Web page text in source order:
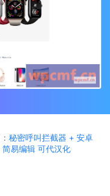
秘密呼叫拦截器 + 安卓
简易编辑 可代汉化